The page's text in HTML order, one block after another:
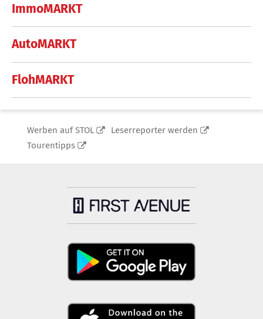
ImmoMARKT
AutoMARKT
FlohMARKT
Werben auf STOL
Leserreporter werden
Tourentipps